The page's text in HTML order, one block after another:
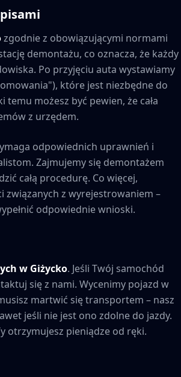
zgodnie z obowiązującymi normami
demontażu, co oznacza, że każdy
Po przyjęciu auta wystawiamy
które jest niezbędne do
możesz być pewien, że cała
z urzędem.
odpowiednich uprawnień i
Zajmujemy się demontażem
całą procedurę. Co więcej,
związanych z wyrejestrowaniem –
odpowiednie wnioski.
w Giżycko. Jeśli Twój samochód
się z nami. Wycenimy pojazd w
martwić się transportem – nasz
jeśli nie jest ono zdolne do jazdy.
otrzymujesz pieniądze od ręki.